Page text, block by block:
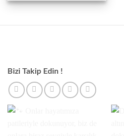
Bizi Takip Edin !